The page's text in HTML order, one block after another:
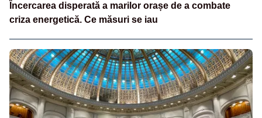
Încercarea disperată a marilor orașe de a combate
criza energetică. Ce măsuri se iau